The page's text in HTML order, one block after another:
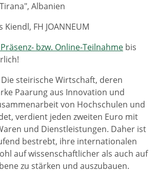
Albanien
FH JOANNEUM
bzw. Online-Teilnahme bis
steirische Wirtschaft, deren
Paarung aus Innovation und
von Hochschulen und
verdient jeden zweiten Euro mit
und Dienstleistungen. Daher ist
bestrebt, ihre internationalen
auf wissenschaftlicher als auch auf
zu stärken und auszubauen.